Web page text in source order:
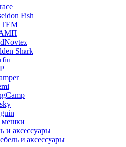
Fish
Shark
мешки
и аксессуары
и аксессуары